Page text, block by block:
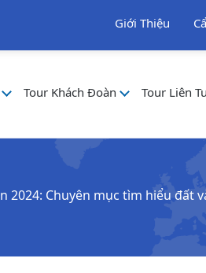
Giới Thiệu
Tour Khách Đoàn Tour Liên
2024: Chuyên mục tìm hiểu đất